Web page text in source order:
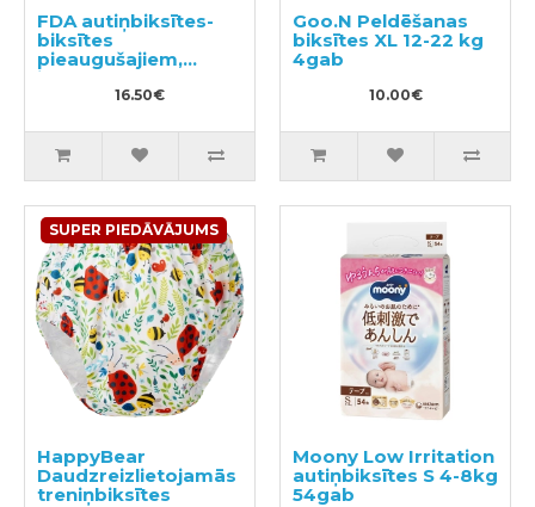
FDA autiņbiksītes-
biksītes
pieaugušajiem,
izmērs L 15 gab
16.50€
Goo.N Peldēšanas
biksītes XL 12-22 kg
4gab
10.00€
SUPER PIEDĀVĀJUMS
HappyBear
Daudzreizlietojamās
treniņbiksītes
Moony Low Irritation
autiņbiksītes S 4-8kg
54gab